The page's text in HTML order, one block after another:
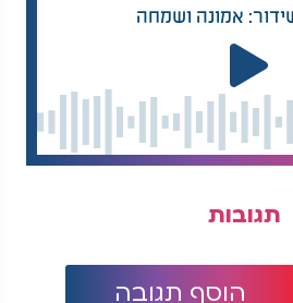
מתלמידיו הבולטים של 'הסבא
'נחלת יוסף' כי אותו צליל דק
שרעד בין מילות הדחיה של
של רות. ערפה, לעומתה,
החיצונית. היא תרגמה את
אך היתה חסרה בנפשה אותה נימה
להאזין ל"אוזן הנפש", המקום
אמונה ושמחה
תגובות
הוסף תגובה